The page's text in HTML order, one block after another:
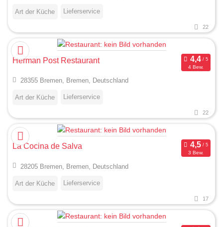
Art der Küche Lieferservice
22
Herman Post Restaurant
4 Bew.
28355 Bremen, Bremen, Deutschland
Art der Küche Lieferservice
22
La Cocina de Salva
3 Bew.
28205 Bremen, Bremen, Deutschland
Art der Küche Lieferservice
17